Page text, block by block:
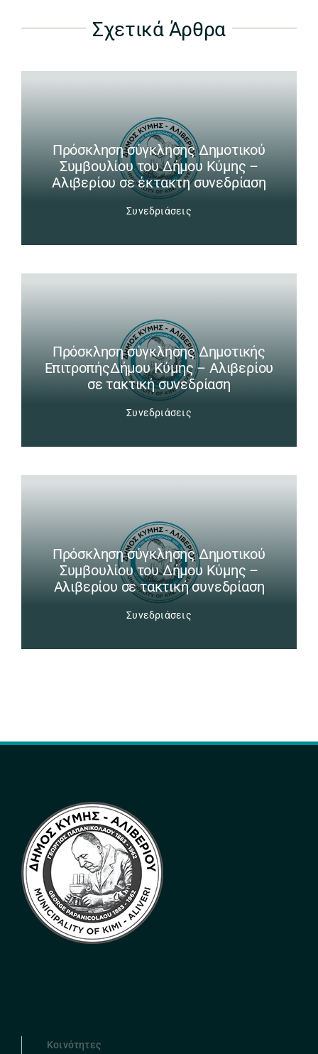
Σχετικά Άρθρα
Πρόσκληση σύγκλησης Δημοτικού
Συμβουλίου του Δήμου Κύμης –
Αλιβερίου σε έκτακτη συνεδρίαση
Συνεδριάσεις
Πρόσκληση σύγκλησης Δημοτικής
ΕπιτροπήςΔήμου Κύμης – Αλιβερίου
σε τακτική συνεδρίαση
Συνεδριάσεις
Πρόσκληση σύγκλησης Δημοτικού
Συμβουλίου του Δήμου Κύμης –
Αλιβερίου σε τακτική συνεδρίαση
Συνεδριάσεις
Κοινότητες